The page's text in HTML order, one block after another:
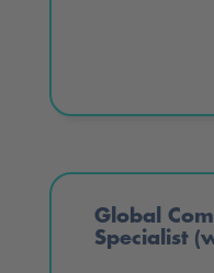
Global
Specialist